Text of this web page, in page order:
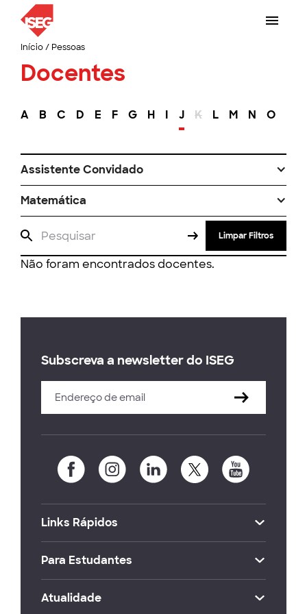
Início/ Pessoas
Docentes
A B C D E F G H I J K L M N O
Assistente Convidado
Matemática
Limpar Filtros
Não foram encontrados docentes.
Subscreva a newsletter do ISEG
Links Rápidos
Para Estudantes
Atualidade